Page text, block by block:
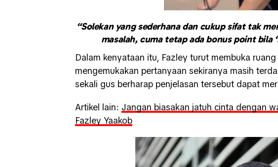
“Solekan yang sederhana dan cukup sifat tak
masalah, cuma tetap ada bonus point bila
Dalam kenyataan itu, Fazley turut membuka
mengemukakan pertanyaan sekiranya masih
sekali gus berharap penjelasan tersebut dapat
Artikel lain: Jangan biasakan jatuh cinta dengan
Fazley Yaakob